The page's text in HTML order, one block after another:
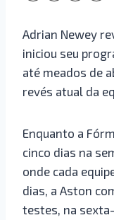
Adrian Newey
iniciou seu
até meados de
revés atual da
Enquanto a
cinco dias na
onde cada
dias, a Aston
testes, na